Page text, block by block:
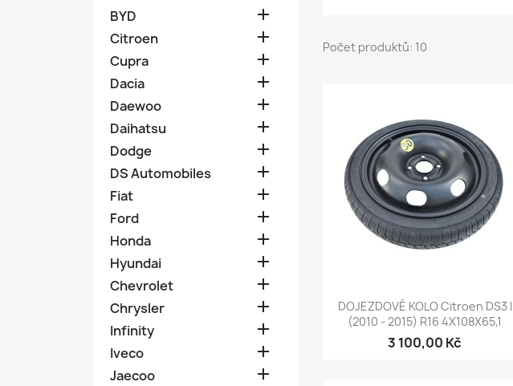
BYD 
Citroen 
Cupra 
Dacia 
Daewoo 
Daihatsu 
Dodge 
DS Automobiles 
Fiat 
Ford 
Honda 
Hyundai 
Chevrolet 
Chrysler 
Infinity 
Iveco 
Jaecoo 
Počet produktů: 10
Rychlý náhled
DOJEZDOVÉ KOLO Citroen DS3 I
(2010 - 2015) R16 4X108X65,1
3 100,00 Kč